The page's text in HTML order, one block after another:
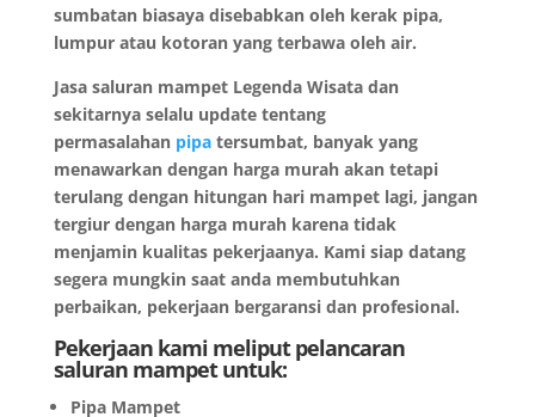
sumbatan biasaya disebabkan oleh kerak pipa,
lumpur atau kotoran yang terbawa oleh air.
Jasa saluran mampet Legenda Wisata dan
sekitarnya selalu update tentang
permasalahan pipatersumbat, banyak yang
menawarkan dengan harga murah akan tetapi
terulang dengan hitungan hari mampet lagi, jangan
tergiur dengan harga murah karena tidak
menjamin kualitas pekerjaanya. Kami siap datang
segera mungkin saat anda membutuhkan
perbaikan, pekerjaan bergaransi dan profesional.
Pekerjaan kami meliput pelancaran
saluran mampet untuk:
Pipa Mampet